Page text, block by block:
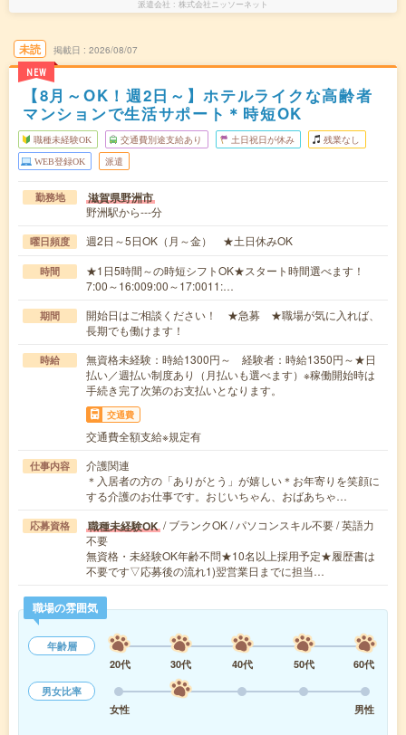
派遣会社 株式会社ニッソーネット
未読
NEW
掲載日 2026/08/07
【8月～OK！週2日～】ホテルライクな高齢者
マンションで生活サポート＊時短OK
職種未経験OK 交通費別途支給あり 土日祝日が休み 残業なし
WEB登録OK 派遣
勤務地 滋賀県野洲市
野洲駅から---分
曜日頻度 週2日～5日OK（月～金） ★土日休みOK
時間
★1日5時間～の時短シフトOK★スタート時間選べます！
7:00～16:009:00～17:0011:…
期間
開始日はご相談ください！ ★急募 ★職場が気に入れば、
長期でも働けます！
時給
無資格未経験：時給1300円～ 経験者：時給1350円～★日
払い／週払い制度あり（月払いも選べます）※稼働開始時は
手続き完了次第のお支払いとなります。
交通費
交通費全額支給※規定有
仕事内容
介護関連
＊入居者の方の「ありがとう」が嬉しい＊お年寄りを笑顔に
する介護のお仕事です。おじいちゃん、おばあちゃ…
応募資格 職種未経験OK / ブランクOK / パソコンスキル不要 / 英語力
不要
無資格・未経験OK年齢不問★10名以上採用予定★履歴書は
不要です▽応募後の流れ1)翌営業日までに担当…
職場の雰囲気
年齢層
20代
30代 40代 50代
60代
男女比率
女性
男性